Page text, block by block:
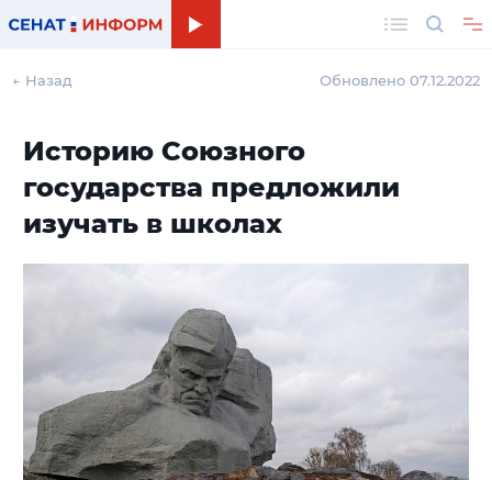
← Назад Обновлено 07.12.2022
Историю Союзного
государства предложили
изучать в школах